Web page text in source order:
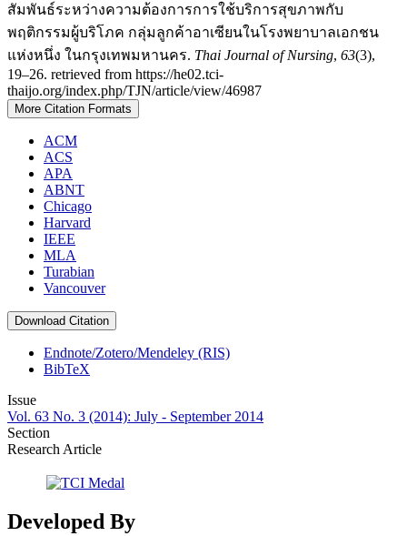
สัมพันธ์ระหว่างความต้องการการใช้บริการสุขภาพกับ
พฤติกรรมผู้บริโภค กลุ่มลูกค้าอาเซียนในโรงพยาบาลเอกชน
แห่งหนึ่ง ในกรุงเทพมหานคร. Thai Journal of Nursing, 63(3),
19–26. retrieved from https://he02.tci-
thaijo.org/index.php/TJN/article/view/46987
More Citation Formats
ACM
ACS
APA
ABNT
Chicago
Harvard
IEEE
MLA
Turabian
Vancouver
Download Citation
Endnote/Zotero/Mendeley (RIS)
BibTeX
Issue
Vol. 63 No. 3 (2014): July - September 2014
Section
Research Article
Developed By